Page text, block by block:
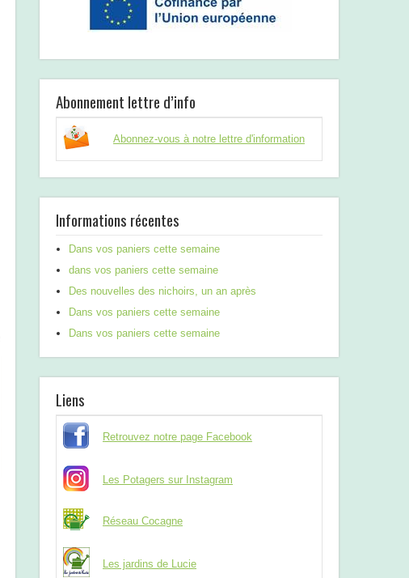
Abonnement lettre d’info
Abonnez-vous à notre lettre d'information
Informations récentes
Dans vos paniers cette semaine
dans vos paniers cette semaine
Des nouvelles des nichoirs, un an après
Dans vos paniers cette semaine
Dans vos paniers cette semaine
Liens
Retrouvez notre page Facebook
Les Potagers sur Instagram
Réseau Cocagne
Les jardins de Lucie